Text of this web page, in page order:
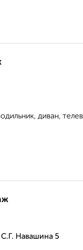
диван,
Навашина 5